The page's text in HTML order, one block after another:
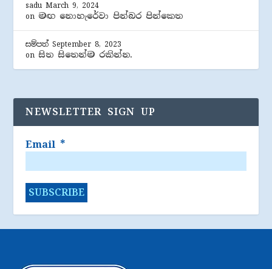
sadu March 9, 2024
on මඟ නොහැරේවා පින්බර පින්කෙත
සම්පත් September 8, 2023
onසිත සිතෙන්ම රකින්න.
NEWSLETTER SIGN UP
Email *